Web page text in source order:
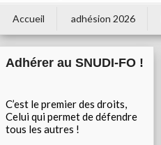
Accueil adhésion 2026
Adhérer au SNUDI-FO !
C’est le premier des droits,
Celui qui permet de défendre
tous les autres !